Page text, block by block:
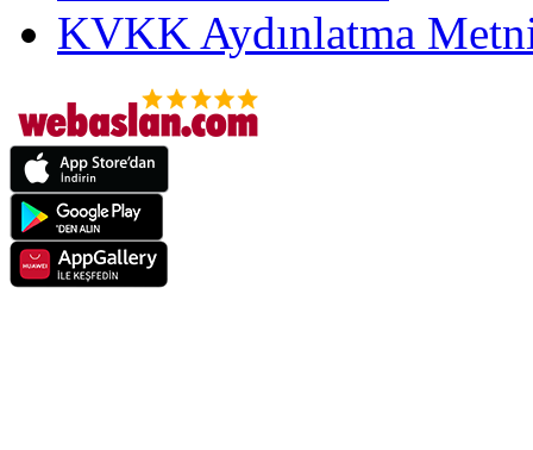
KVKK Aydınlatma